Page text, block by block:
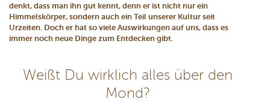
denkt, dass man ihn gut kennt, denn er ist nicht nur ein
Himmelskörper, sondern auch ein Teil unserer Kultur seit
Urzeiten. Doch er hat so viele Auswirkungen auf uns, dass es
immer noch neue Dinge zum Entdecken gibt.
Weißt Du wirklich alles über den
Mond?